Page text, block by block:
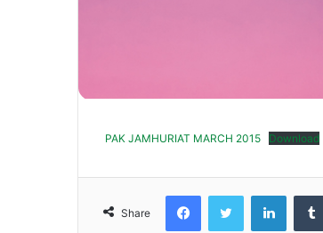
PAK JAMHURIAT MARCH 2015 Download
Share
FacebookTwitter